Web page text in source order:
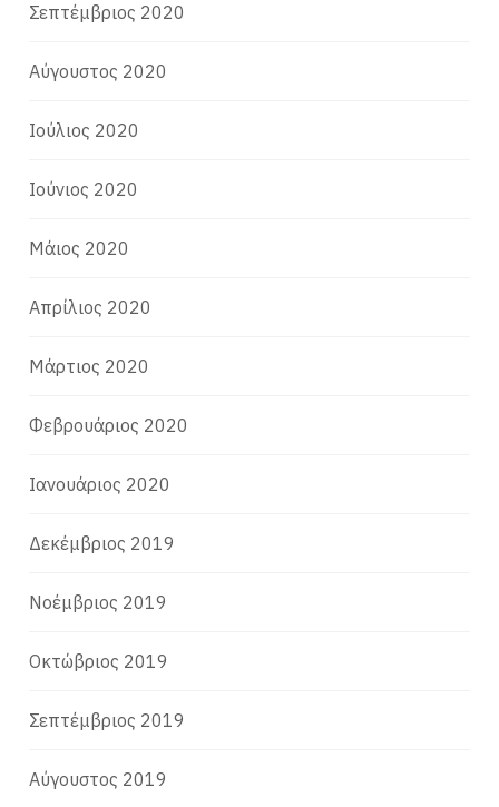
Σεπτέμβριος 2020
Αύγουστος 2020
Ιούλιος 2020
Ιούνιος 2020
Μάιος 2020
Απρίλιος 2020
Μάρτιος 2020
Φεβρουάριος 2020
Ιανουάριος 2020
Δεκέμβριος 2019
Νοέμβριος 2019
Οκτώβριος 2019
Σεπτέμβριος 2019
Αύγουστος 2019